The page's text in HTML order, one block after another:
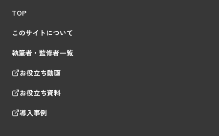
TOP
このサイトについて
執筆者・監修者一覧
お役立ち動画
お役立ち資料
導入事例